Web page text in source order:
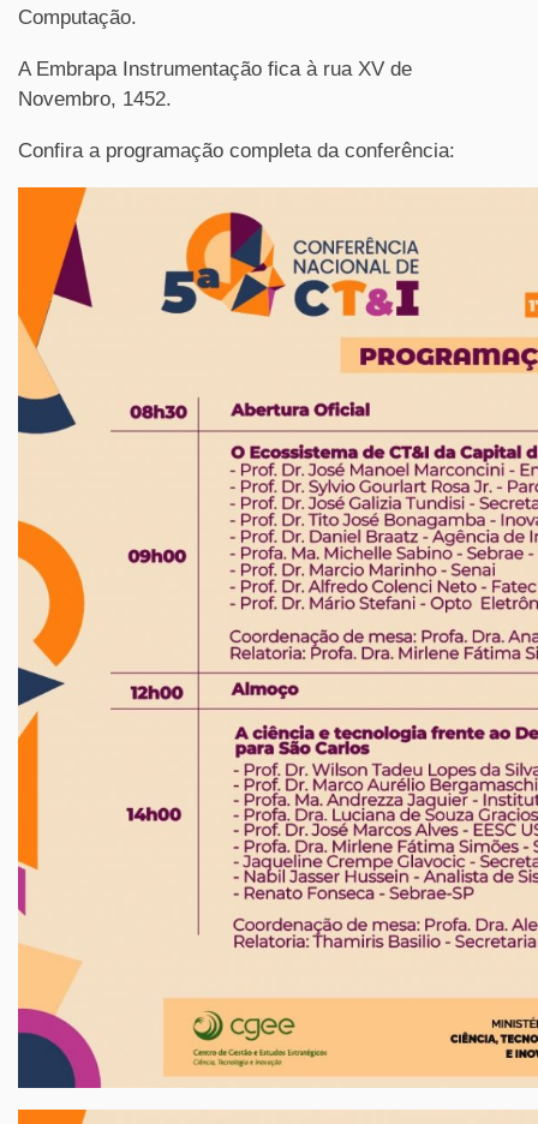
Computação.
A Embrapa Instrumentação fica à rua XV de
Novembro, 1452.
Confira a programação completa da conferência: